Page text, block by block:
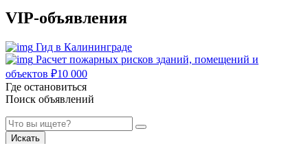
VIP-объявления
Гид в Калининграде
Расчет пожарных рисков зданий, помещений и
объектов ₽10 000
Где остановиться
Поиск объявлений
Искать